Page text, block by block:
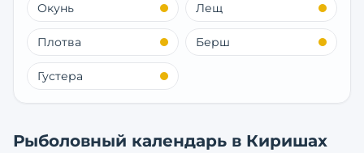
Окунь Лещ
Плотва Берш
Густера
Рыболовный календарь в Киришах